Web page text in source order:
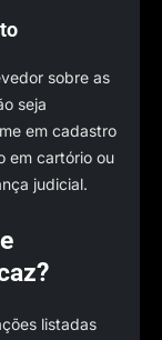
sobre as
seja
em cadastro
em cartório ou
judicial.
listadas